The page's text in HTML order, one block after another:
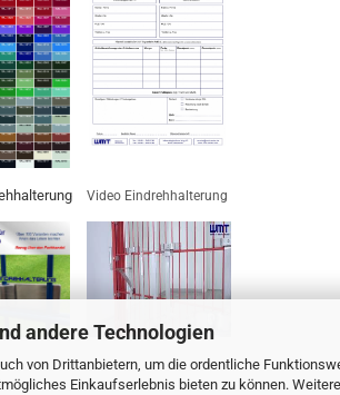
andere Technologien
von Drittanbietern, um die ordentliche
Einkaufserlebnis bieten zu können.
Video Eindrehhalterung